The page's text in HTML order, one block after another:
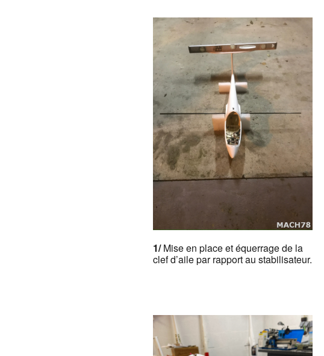
1/Mise en place et équerrage de la
clef d’aile par rapport au stabilisateur.